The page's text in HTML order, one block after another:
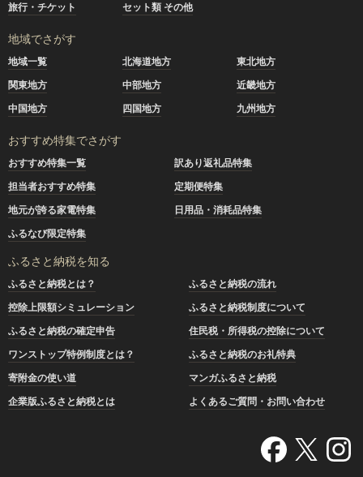
旅行・チケット
セット類 その他
地域でさがす
地域一覧 北海道地方
東北地方
関東地方
中部地方
近畿地方
中国地方
四国地方 九州地方
おすすめ特集でさがす
おすすめ特集一覧
訳あり返礼品特集
担当者おすすめ特集
定期便特集
地元が誇る家電特集
日用品・消耗品特集
ふるなび限定特集
ふるさと納税を知る
ふるさと納税とは？
ふるさと納税の流れ
控除上限額シミュレーション
ふるさと納税制度について
ふるさと納税の確定申告
住民税・所得税の控除について
ワンストップ特例制度とは？
ふるさと納税のお礼特典
寄附金の使い道
マンガふるさと納税
企業版ふるさと納税とは
よくあるご質問・お問い合わせ